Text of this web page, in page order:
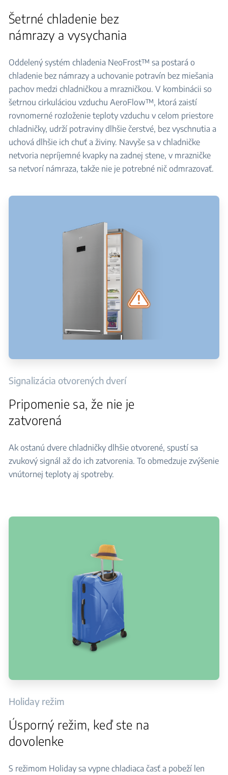
Šetrné chladenie bez
námrazy a vysychania
Oddelený systém chladenia NeoFrost™ sa postará o
chladenie bez námrazy a uchovanie potravín bez miešania
pachov medzi chladničkou a mrazničkou. V kombinácii so
šetrnou cirkuláciou vzduchu AeroFlow™, ktorá zaistí
rovnomerné rozloženie teploty vzduchu v celom priestore
chladničky, udrží potraviny dlhšie čerstvé, bez vyschnutia a
uchová dlhšie ich chuť a živiny. Navyše sa v chladničke
netvoria nepríjemné kvapky na zadnej stene, v mrazničke
sa netvorí námraza, takže nie je potrebné nič odmrazovať.
Signalizácia otvorených dverí
Pripomenie sa, že nie je
zatvorená
Ak ostanú dvere chladničky dlhšie otvorené, spustí sa
zvukový signál až do ich zatvorenia. To obmedzuje zvýšenie
vnútornej teploty aj spotreby.
Holiday režim
Úsporný režim, keď ste na
dovolenke
S režimom Holiday sa vypne chladiaca časť a pobeží len